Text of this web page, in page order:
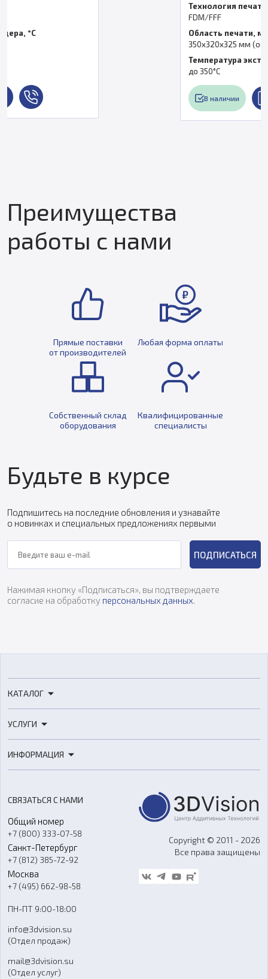
Технология печати
Область печати, мм
350x320x325 мм (общая)
Температура экструдера, °C
Преимущества
работы с нами
Прямые поставки
от производителей
Любая форма оплаты
Собственный склад
оборудования
Квалифицированные
специалисты
Будьте в курсе
Подпишитесь на последние обновления и узнавайте
о новинках и специальных предложениях первыми
ПОДПИСАТЬСЯ
Нажимая кнопку «Подписаться», вы подтверждаете
согласие на обработку персональных данных
КАТАЛОГ
3D-сканеры
Расходные материалы
Оборудование и материалы для вакуумного литья
Аксессуары и прочее оборудование
Программное обеспечение
УСЛУГИ
3D-моделирование
Ремонт и услуги
ИНФОРМАЦИЯ
О компании
Контакты
Гос. закупки
Стать дилером
Блог
FAQ
СВЯЗАТЬСЯ С НАМИ
Общий номер
+7 (800) 333-07-58
Санкт-Петербург
+7 (812) 385-72-92
Москва
+7 (495) 662-98-58
ПН-ПТ 9:00-18:00
info@3dvision.su
(Отдел продаж)
mail@3dvision.su
(Отдел услуг)
Copyright © 2011 - 2026
Все права защищены